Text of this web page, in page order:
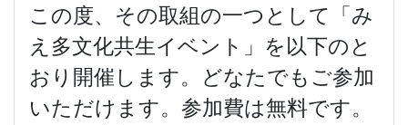
この度、その取組の一つとして「み
え多文化共生イベント」を以下のと
おり開催します。どなたでもご参加
いただけます。参加費は無料です。